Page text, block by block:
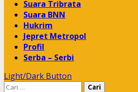
Suara Tribrata
Suara BNN
Hukrim
Jepret Metropol
Profil
Serba – Serbi
Light/Dark Button
Cari